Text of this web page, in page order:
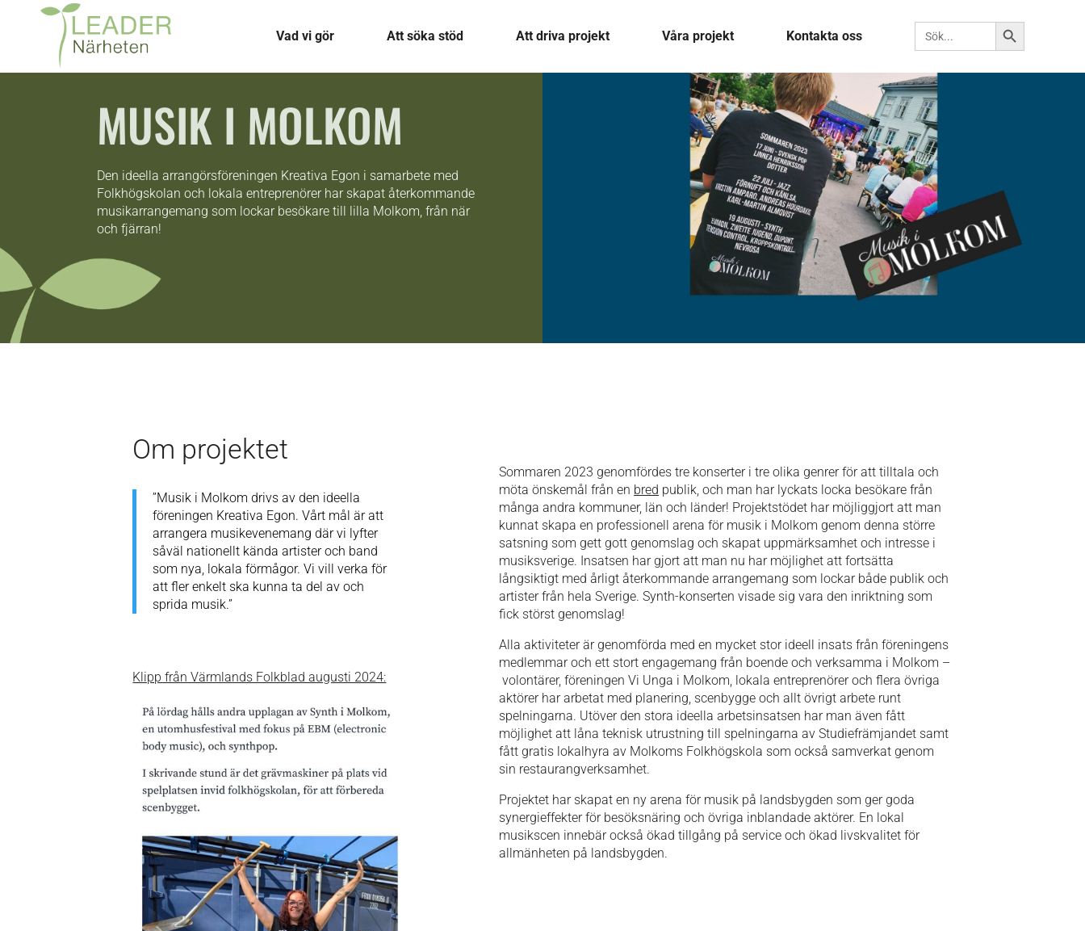
Vad vi gör Att söka stöd Att driva projekt Våra projekt Kontakta oss Sök efter: Sökknapp
MUSIK I MOLKOM
Den ideella arrangörsföreningen Kreativa Egon i samarbete med
Folkhögskolan och lokala entreprenörer har skapat återkommande
musikarrangemang som lockar besökare till lilla Molkom, från när
och fjärran!
Om projektet
”Musik i Molkom drivs av den ideella
föreningen Kreativa Egon. Vårt mål är att
arrangera musikevenemang där vi lyfter
såväl nationellt kända artister och band
som nya, lokala förmågor. Vi vill verka för
att fler enkelt ska kunna ta del av och
sprida musik.”
Klipp från Värmlands Folkblad augusti 2024:
Sommaren 2023 genomfördes tre konserter i tre olika genrer för att tilltala och
möta önskemål från en bred publik, och man har lyckats locka besökare från
många andra kommuner, län och länder! Projektstödet har möjliggjort att man
kunnat skapa en professionell arena för musik i Molkom genom denna större
satsning som gett gott genomslag och skapat uppmärksamhet och intresse i
musiksverige. Insatsen har gjort att man nu har möjlighet att fortsätta
långsiktigt med årligt återkommande arrangemang som lockar både publik och
artister från hela Sverige. Synth-konserten visade sig vara den inriktning som
fick störst genomslag!
Alla aktiviteter är genomförda med en mycket stor ideell insats från föreningens
medlemmar och ett stort engagemang från boende och verksamma i Molkom –
volontärer, föreningen Vi Unga i Molkom, lokala entreprenörer och flera övriga
aktörer har arbetat med planering, scenbygge och allt övrigt arbete runt
spelningarna. Utöver den stora ideella arbetsinsatsen har man även fått
möjlighet att låna teknisk utrustning till spelningarna av Studiefrämjandet samt
fått gratis lokalhyra av Molkoms Folkhögskola som också samverkat genom
sin restaurangverksamhet.
Projektet har skapat en ny arena för musik på landsbygden som ger goda
synergieffekter för besöksnäring och övriga inblandade aktörer. En lokal
musikscen innebär också ökad tillgång på service och ökad livskvalitet för
allmänheten på landsbygden.